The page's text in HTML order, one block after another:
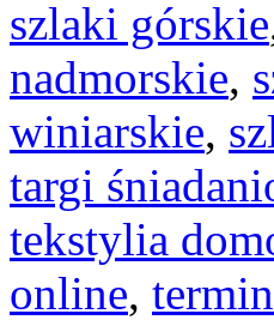
szlaki górskie
nadmorskie,
winiarskie,
targi
tekstylia
online,